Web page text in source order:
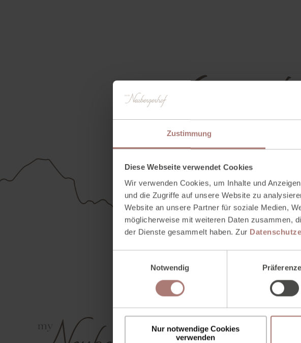
Zustimmung
Diese Webseite verwendet Cookies
Wir verwenden Cookies, um Inhalte und
und die Zugriffe auf unsere Website zu
Website an unsere Partner für soziale Medien,
möglicherweise mit weiteren Daten zusammen,
der Dienste gesammelt haben. Zur
Notwendig
Nur notwendige Cookies
verwenden